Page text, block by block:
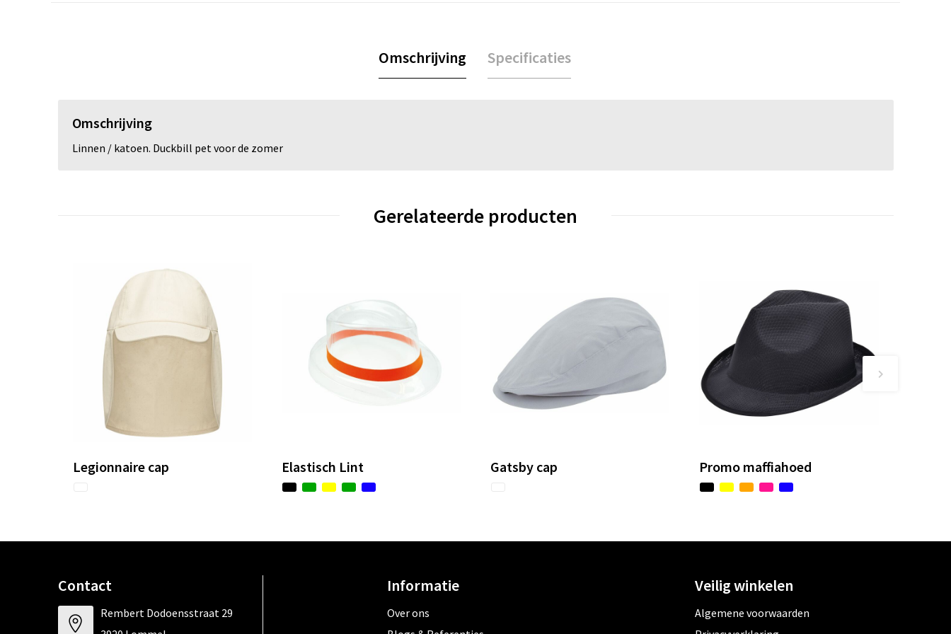
Omschrijving Specificaties
Omschrijving
Linnen / katoen. Duckbill pet voor de zomer
Gerelateerde producten
Legionnaire cap Elastisch Lint Gatsby cap Promo maffiahoed
Contact
Rembert Dodoensstraat 29
Informatie
Over ons
Veilig winkelen
Algemene voorwaarden